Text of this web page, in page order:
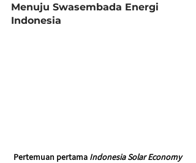
Menuju Swasembada Energi
Indonesia
Pertemuan pertama Indonesia Solar Economy